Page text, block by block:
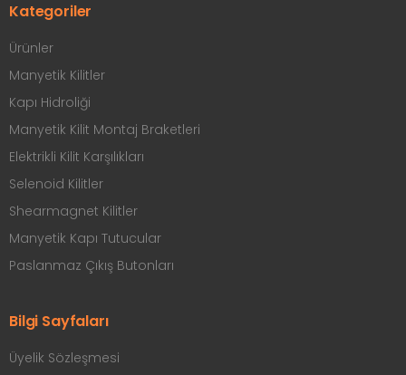
Kategoriler
Ürünler
Manyetik Kilitler
Kapı Hidroliği
Manyetik Kilit Montaj Braketleri
Elektrikli Kilit Karşılıkları
Selenoid Kilitler
Shearmagnet Kilitler
Manyetik Kapı Tutucular
Paslanmaz Çıkış Butonları
Bilgi Sayfaları
Üyelik Sözleşmesi